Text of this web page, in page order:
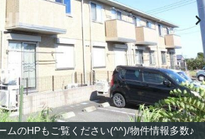
ムのHPもご覧ください(^^)/物件情報多数♪